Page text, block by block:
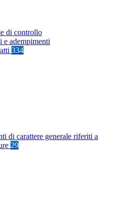
di controllo
e adempimenti
334
di carattere generale riferiti a
29